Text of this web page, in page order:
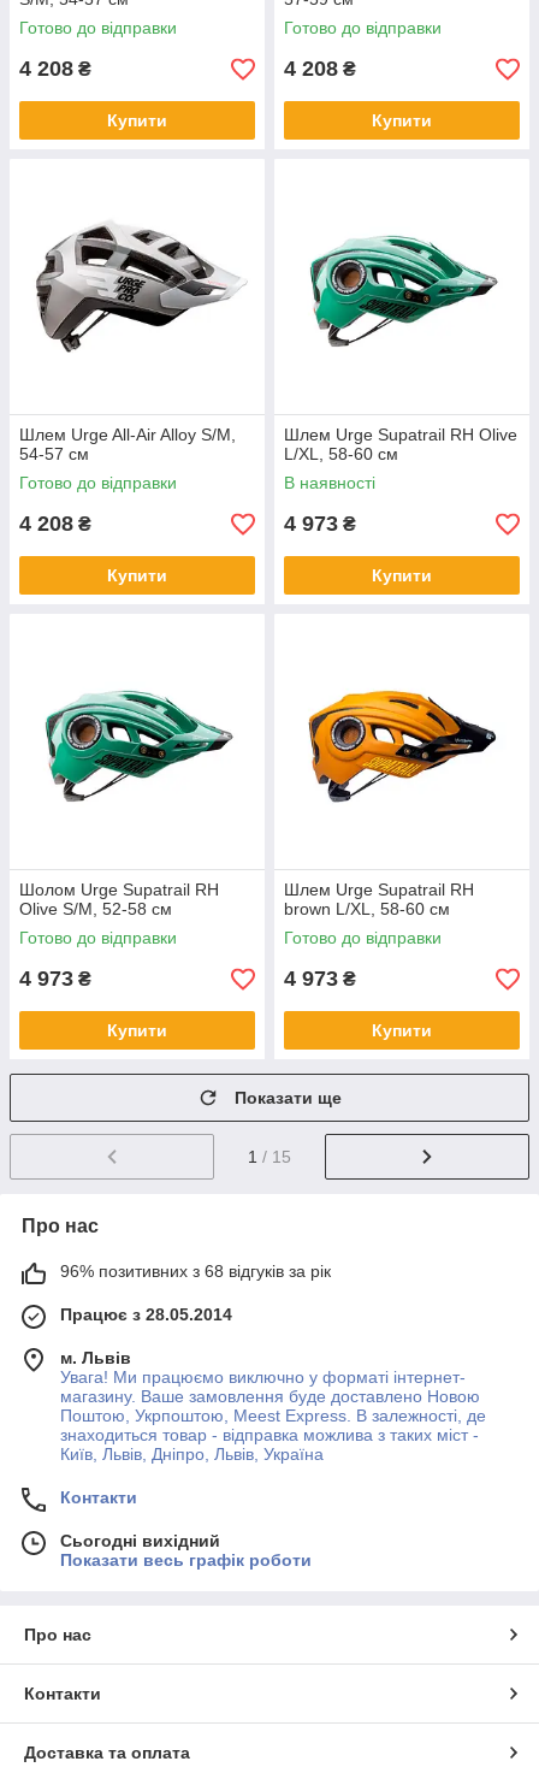
Готово до відправки
4 208 ₴
Купити
Готово до відправки
4 208 ₴
Купити
Шлем Urge All-Air Alloy S/M,
54-57 см
Готово до відправки
4 208 ₴
Купити
Шлем Urge Supatrail RH Olive
L/XL, 58-60 см
В наявності
4 973 ₴
Купити
Шолом Urge Supatrail RH
Olive S/M, 52-58 см
Готово до відправки
4 973 ₴
Купити
Шлем Urge Supatrail RH
brown L/XL, 58-60 см
Готово до відправки
4 973 ₴
Купити
Показати ще
1 / 15
Про нас
96% позитивних з 68 відгуків за рік
Працює з 28.05.2014
м. Львів
Увага! Ми працюємо виключно у форматі інтернет-
магазину. Ваше замовлення буде доставлено Новою
Поштою, Укрпоштою, Meest Express. В залежності, де
знаходиться товар - відправка можлива з таких міст -
Київ, Львів, Дніпро, Львів, Україна
Контакти
Сьогодні вихідний
Показати весь графік роботи
Про нас
Контакти
Доставка та оплата